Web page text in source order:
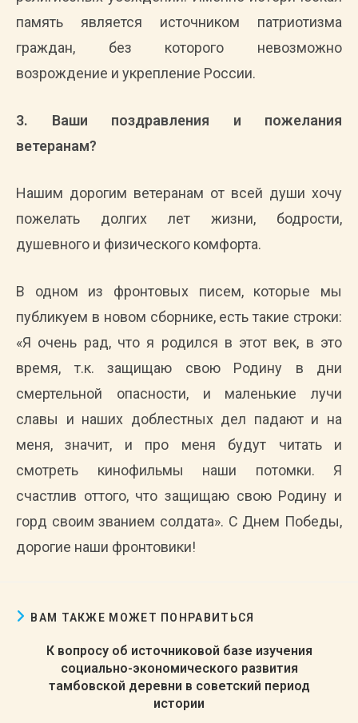
память является источником патриотизма
граждан, без которого невозможно
возрождение и укрепление России.
3. Ваши поздравления и пожелания
ветеранам?
Нашим дорогим ветеранам от всей души хочу
пожелать долгих лет жизни, бодрости,
душевного и физического комфорта.
В одном из фронтовых писем, которые мы
публикуем в новом сборнике, есть такие строки:
«Я очень рад, что я родился в этот век, в это
время, т.к. защищаю свою Родину в дни
смертельной опасности, и маленькие лучи
славы и наших доблестных дел падают и на
меня, значит, и про меня будут читать и
смотреть кинофильмы наши потомки. Я
счастлив оттого, что защищаю свою Родину и
горд своим званием солдата». С Днем Победы,
дорогие наши фронтовики!
ВАМ ТАКЖЕ МОЖЕТ ПОНРАВИТЬСЯ
К вопросу об источниковой базе изучения
социально-экономического развития
тамбовской деревни в советский период
истории